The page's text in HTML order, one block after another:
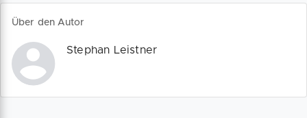
Über den Autor
Stephan Leistner